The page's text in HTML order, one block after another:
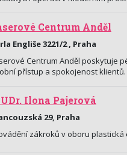
Centrum Anděl
Engliše 3221/2 , Praha
Centrum Anděl poskytuje
přístup a spokojenost klientů.
Ilona Pajerová
29, Praha
zákroků v oboru plastická